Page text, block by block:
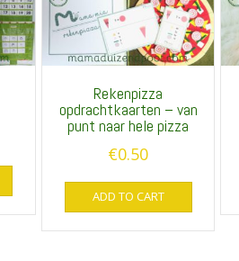
Rekenpizza
opdrachtkaarten – van
punt naar hele pizza
€0.50
ADD TO CART